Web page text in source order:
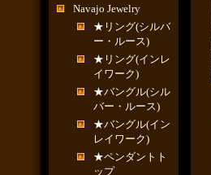
Navajo Jewelry
★リング(シルバ
ー・ルース)
★リング(インレ
イワーク)
★バングル(シル
バー・ルース)
★バングル(イン
レイワーク)
★ペンダントト
ップ